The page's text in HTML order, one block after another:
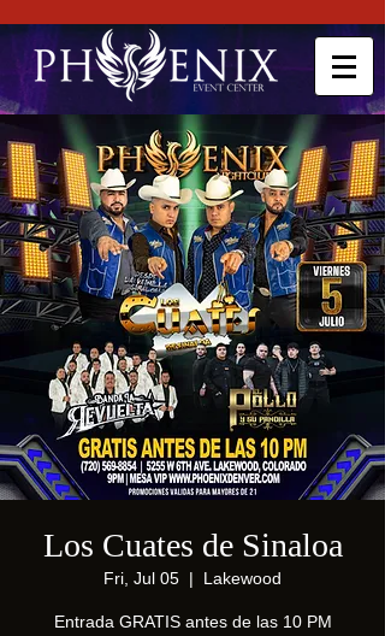
Los Cuates de Sinaloa
Fri, Jul 05
  |
Lakewood
Entrada GRATIS antes de las 10 PM